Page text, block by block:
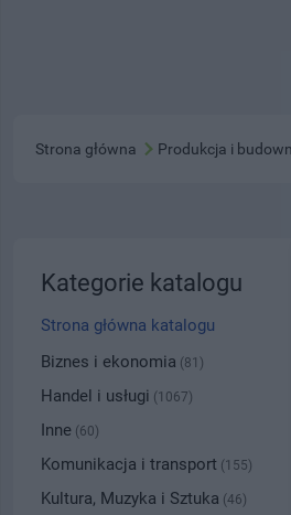
Strona główna Produkcja i
Kategorie katalogu
Strona główna katalogu
Biznes i ekonomia (81)
Handel i usługi (1067)
Inne (60)
Komunikacja i transport (155)
Kultura, Muzyka i Sztuka (46)